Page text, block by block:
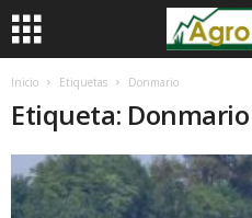
Inicio Etiquetas Donmario
Etiqueta: Donmario